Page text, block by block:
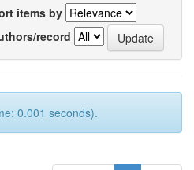
items by
record
0.001 seconds).